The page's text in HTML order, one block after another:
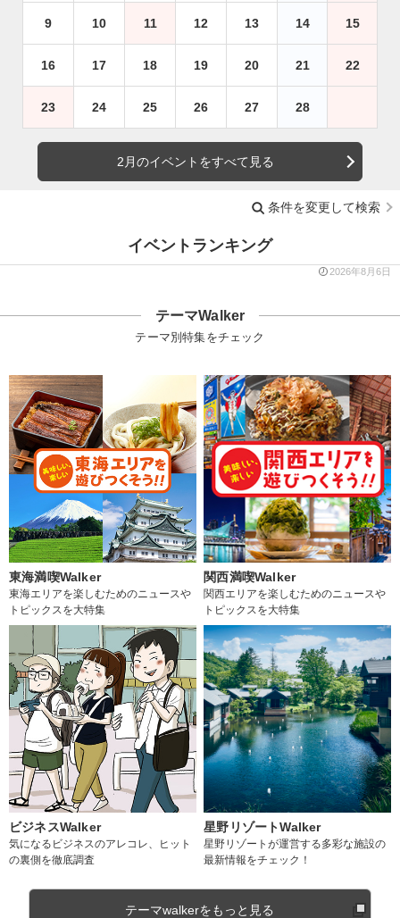
9 10 11 12 13 14 15
16 17 18 19 20 21 22
23 24 25 26 27 28
2月のイベントをすべて見る
条件を変更して検索
イベントランキング
2026年8月6日
テーマWalker
テーマ別特集をチェック
東海満喫Walker
東海エリアを楽しむためのニュースや
トピックスを大特集
関西満喫Walker
関西エリアを楽しむためのニュースや
トピックスを大特集
ビジネスWalker
気になるビジネスのアレコレ、ヒット
の裏側を徹底調査
星野リゾートWalker
星野リゾートが運営する多彩な施設の
最新情報をチェック！
テーマwalkerをもっと見る